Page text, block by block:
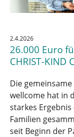
2.4.2026
26.000 Euro
CHRIST-KIND
Die
wellcome hat in
starkes
Familien
seit Beginn der